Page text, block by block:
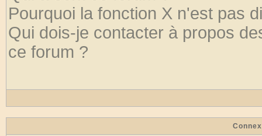
Pourquoi la fonction X n'est pas
Qui dois-je contacter à propos
ce forum ?